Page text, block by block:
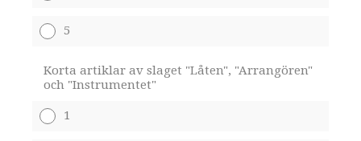
5
Korta artiklar av slaget "Låten", "Arrangören"
och "Instrumentet"
1